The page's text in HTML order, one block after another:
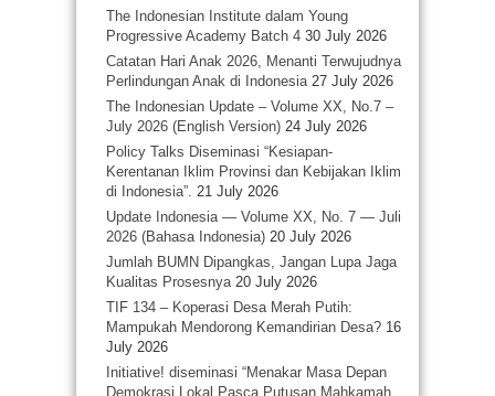
The Indonesian Institute dalam Young
Progressive Academy Batch 4 30 July 2026
Catatan Hari Anak 2026, Menanti Terwujudnya
Perlindungan Anak di Indonesia 27 July 2026
The Indonesian Update – Volume XX, No.7 –
July 2026 (English Version) 24 July 2026
Policy Talks Diseminasi “Kesiapan-
Kerentanan Iklim Provinsi dan Kebijakan Iklim
di Indonesia”. 21 July 2026
Update Indonesia — Volume XX, No. 7 — Juli
2026 (Bahasa Indonesia) 20 July 2026
Jumlah BUMN Dipangkas, Jangan Lupa Jaga
Kualitas Prosesnya 20 July 2026
TIF 134 – Koperasi Desa Merah Putih:
Mampukah Mendorong Kemandirian Desa? 16
July 2026
Initiative! diseminasi “Menakar Masa Depan
Demokrasi Lokal Pasca Putusan Mahkamah